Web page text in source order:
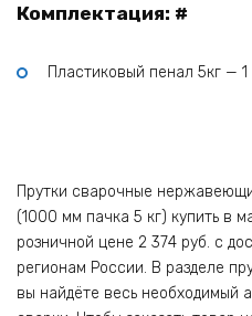
Комплектация: #
Пластиковый пенал 5кг — 1
Прутки сварочные
(1000 мм пачка 5 кг) купить в
розничной цене 2 374 руб. с
регионам России. В разделе
вы найдёте весь необходимый